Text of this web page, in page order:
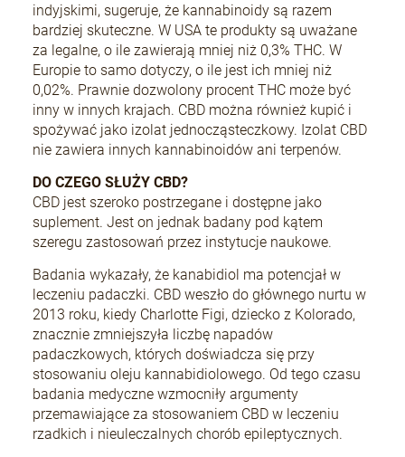
indyjskimi, sugeruje, że kannabinoidy są razem
bardziej skuteczne. W USA te produkty są uważane
za legalne, o ile zawierają mniej niż 0,3% THC. W
Europie to samo dotyczy, o ile jest ich mniej niż
0,02%. Prawnie dozwolony procent THC może być
inny w innych krajach. CBD można również kupić i
spożywać jako izolat jednocząsteczkowy. Izolat CBD
nie zawiera innych kannabinoidów ani terpenów.
DO CZEGO SŁUŻY CBD?
CBD jest szeroko postrzegane i dostępne jako
suplement. Jest on jednak badany pod kątem
szeregu zastosowań przez instytucje naukowe.
Badania wykazały, że kanabidiol ma potencjał w
leczeniu padaczki. CBD weszło do głównego nurtu w
2013 roku, kiedy Charlotte Figi, dziecko z Kolorado,
znacznie zmniejszyła liczbę napadów
padaczkowych, których doświadcza się przy
stosowaniu oleju kannabidiolowego. Od tego czasu
badania medyczne wzmocniły argumenty
przemawiające za stosowaniem CBD w leczeniu
rzadkich i nieuleczalnych chorób epileptycznych.